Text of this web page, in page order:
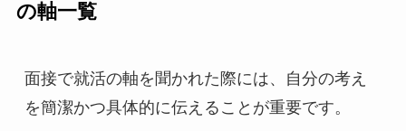
の軸一覧
面接で就活の軸を聞かれた際には、自分の考え
を簡潔かつ具体的に伝えることが重要です。